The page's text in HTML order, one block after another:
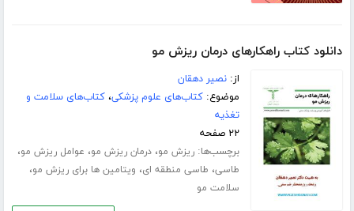
دانلود کتاب راهکار‌های درمان ریزش مو
از:نصیر دهقان
موضوع:کتاب‌های علوم پزشکی،کتاب‌های سلامت و
تغذیه
۲۲ صفحه
برچسب‌ها:ریزش مو،درمان ریزش مو، عوامل ریزش مو،
طاسی، طاسی منطقه ای، ویتامین ها برای ریزش مو،
سلامت مو